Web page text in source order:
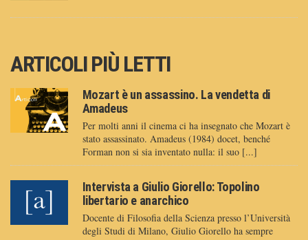
ARTICOLI PIÙ LETTI
Mozart è un assassino. La vendetta di
Amadeus
Per molti anni il cinema ci ha insegnato che Mozart è
stato assassinato. Amadeus (1984) docet, benché
Forman non si sia inventato nulla: il suo [...]
Intervista a Giulio Giorello: Topolino
libertario e anarchico
Docente di Filosofia della Scienza presso l’Università
degli Studi di Milano, Giulio Giorello ha sempre